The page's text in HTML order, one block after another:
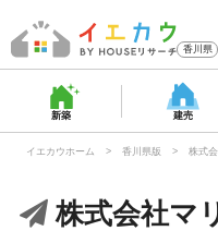
香川県
新築 建売
イエカウホーム 香川県版 株式
株式会社マ